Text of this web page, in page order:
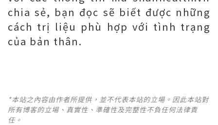
chia sẻ, bạn đọc sẽ biết được những
cách trị liệu phù hợp với tình trạng
của bản thân.
*本站之內容由作者所提供，並不代表本站的立場。因此本站對
所有博客的立場、真實性、準確性及完整性不負任何法律責
任。